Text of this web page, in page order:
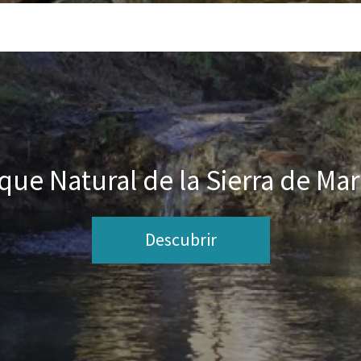
Natural de la Sierra de
Descubrir